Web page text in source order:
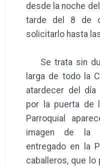
desde la noche
tarde del 8 de
solicitarlo hasta
Se trata sin
larga de todo la
atardecer del
por la puerta de
Parroquial
imagen de la
entregado en la
caballeros, que lo